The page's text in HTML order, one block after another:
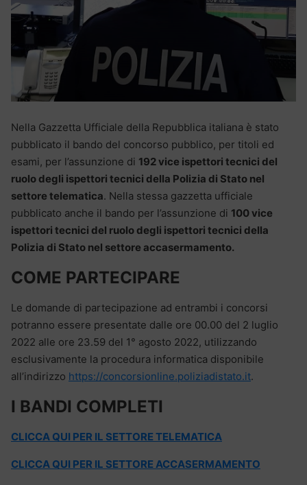
Nella Gazzetta Ufficiale della Repubblica italiana è stato
pubblicato il bando del concorso pubblico, per titoli ed
esami, per l’assunzione di 192 vice ispettori tecnici del
ruolo degli ispettori tecnici della Polizia di Stato nel
settore telematica. Nella stessa gazzetta ufficiale
pubblicato anche il bando per l’assunzione di 100 vice
ispettori tecnici del ruolo degli ispettori tecnici della
Polizia di Stato nel settore accasermamento.
COME PARTECIPARE
Le domande di partecipazione ad entrambi i concorsi
potranno essere presentate dalle ore 00.00 del 2 luglio
2022 alle ore 23.59 del 1° agosto 2022, utilizzando
esclusivamente la procedura informatica disponibile
all’indirizzo https://concorsionline.poliziadistato.it.
I BANDI COMPLETI
CLICCA QUI PER IL SETTORE TELEMATICA
CLICCA QUI PER IL SETTORE ACCASERMAMENTO